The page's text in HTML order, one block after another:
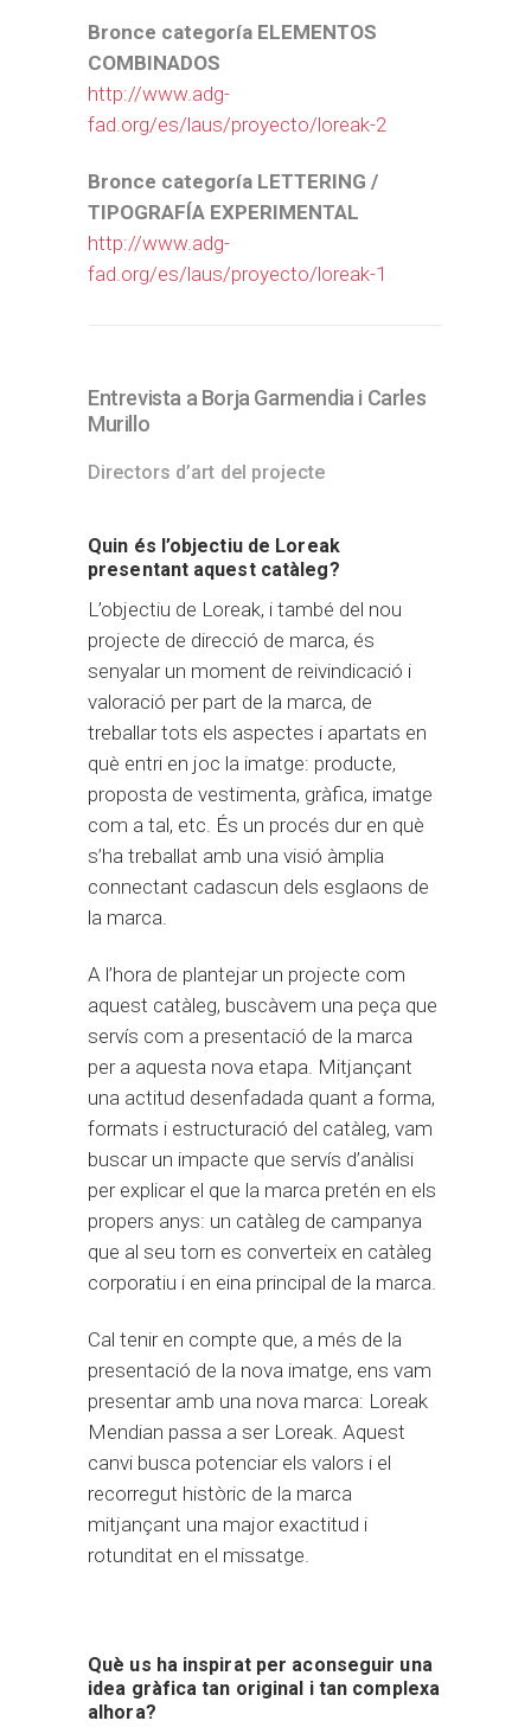
Bronce categoría ELEMENTOS
COMBINADOS
http://www.adg-
fad.org/es/laus/proyecto/loreak-2
Bronce categoría LETTERING /
TIPOGRAFÍA EXPERIMENTAL
http://www.adg-
fad.org/es/laus/proyecto/loreak-1
Entrevista a Borja Garmendia i Carles
Murillo
Directors d’art del projecte
Quin és l’objectiu de Loreak
presentant aquest catàleg?
L’objectiu de Loreak, i també del nou
projecte de direcció de marca, és
senyalar un moment de reivindicació i
valoració per part de la marca, de
treballar tots els aspectes i apartats en
què entri en joc la imatge: producte,
proposta de vestimenta, gràfica, imatge
com a tal, etc. És un procés dur en què
s’ha treballat amb una visió àmplia
connectant cadascun dels esglaons de
la marca.
A l’hora de plantejar un projecte com
aquest catàleg, buscàvem una peça que
servís com a presentació de la marca
per a aquesta nova etapa. Mitjançant
una actitud desenfadada quant a forma,
formats i estructuració del catàleg, vam
buscar un impacte que servís d’anàlisi
per explicar el que la marca pretén en els
propers anys: un catàleg de campanya
que al seu torn es converteix en catàleg
corporatiu i en eina principal de la marca.
Cal tenir en compte que, a més de la
presentació de la nova imatge, ens vam
presentar amb una nova marca: Loreak
Mendian passa a ser Loreak. Aquest
canvi busca potenciar els valors i el
recorregut històric de la marca
mitjançant una major exactitud i
rotunditat en el missatge.
Què us ha inspirat per aconseguir una
idea gràfica tan original i tan complexa
alhora?